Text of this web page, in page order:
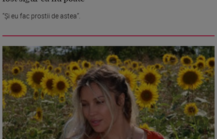
”Și eu fac prostii de astea”.